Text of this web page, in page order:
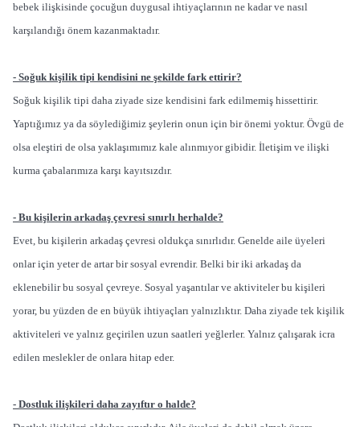
bebek ilişkisinde çocuğun duygusal ihtiyaçlarının ne kadar ve nasıl
karşılandığı önem kazanmaktadır.
- Soğuk kişilik tipi kendisini ne şekilde fark ettirir?
Soğuk kişilik tipi daha ziyade size kendisini fark edilmemiş hissettirir.
Yaptığımız ya da söylediğimiz şeylerin onun için bir önemi yoktur. Övgü de
olsa eleştiri de olsa yaklaşımımız kale alınmıyor gibidir. İletişim ve ilişki
kurma çabalarımıza karşı kayıtsızdır.
- Bu kişilerin arkadaş çevresi sınırlı herhalde?
Evet, bu kişilerin arkadaş çevresi oldukça sınırlıdır. Genelde aile üyeleri
onlar için yeter de artar bir sosyal evrendir. Belki bir iki arkadaş da
eklenebilir bu sosyal çevreye. Sosyal yaşantılar ve aktiviteler bu kişileri
yorar, bu yüzden de en büyük ihtiyaçları yalnızlıktır. Daha ziyade tek kişilik
aktiviteleri ve yalnız geçirilen uzun saatleri yeğlerler. Yalnız çalışarak icra
edilen meslekler de onlara hitap eder.
- Dostluk ilişkileri daha zayıftır o halde?